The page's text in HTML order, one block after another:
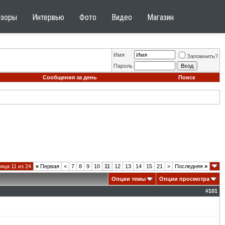
Интервью Фото Видео Магазин
Имя
Запомнить?
Пароль
Сообщения за день Поиск
11 из 24 « Первая < 7 8 9 10 11 12 13 14 15 21 > Последняя »
Опции темы
Опции просмотра
#101